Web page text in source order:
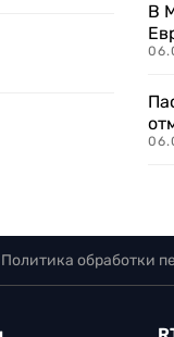
В
Политика обработки